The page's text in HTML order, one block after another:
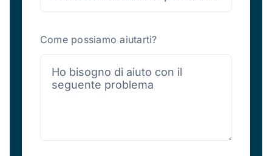
Come possiamo aiutarti?